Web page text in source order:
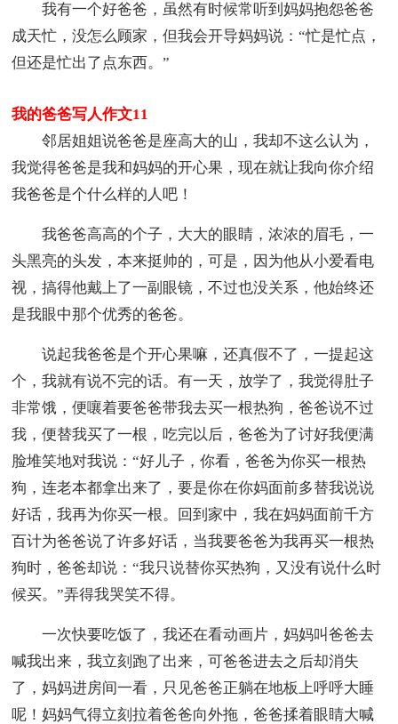
我有一个好爸爸，虽然有时候常听到妈妈抱怨爸爸
成天忙，没怎么顾家，但我会开导妈妈说：“忙是忙点，
但还是忙出了点东西。”
我的爸爸写人作文11
邻居姐姐说爸爸是座高大的山，我却不这么认为，
我觉得爸爸是我和妈妈的开心果，现在就让我向你介绍
我爸爸是个什么样的人吧！
我爸爸高高的个子，大大的眼睛，浓浓的眉毛，一
头黑亮的头发，本来挺帅的，可是，因为他从小爱看电
视，搞得他戴上了一副眼镜，不过也没关系，他始终还
是我眼中那个优秀的爸爸。
说起我爸爸是个开心果嘛，还真假不了，一提起这
个，我就有说不完的话。有一天，放学了，我觉得肚子
非常饿，便嚷着要爸爸带我去买一根热狗，爸爸说不过
我，便替我买了一根，吃完以后，爸爸为了讨好我便满
脸堆笑地对我说：“好儿子，你看，爸爸为你买一根热
狗，连老本都拿出来了，要是你在你妈面前多替我说说
好话，我再为你买一根。回到家中，我在妈妈面前千方
百计为爸爸说了许多好话，当我要爸爸为我再买一根热
狗时，爸爸却说：“我只说替你买热狗，又没有说什么时
候买。”弄得我哭笑不得。
一次快要吃饭了，我还在看动画片，妈妈叫爸爸去
喊我出来，我立刻跑了出来，可爸爸进去之后却消失
了，妈妈进房间一看，只见爸爸正躺在地板上呼呼大睡
呢！妈妈气得立刻拉着爸爸向外拖，爸爸揉着眼睛大喊